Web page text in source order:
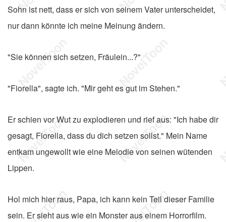
Sohn ist nett, dass er sich von seinem Vater unterscheidet,
nur dann könnte ich meine Meinung ändern.
"Sie können sich setzen, Fräulein...?"
"Fiorella", sagte ich. "Mir geht es gut im Stehen."
Er schien vor Wut zu explodieren und rief aus: "Ich habe dir
gesagt, Fiorella, dass du dich setzen sollst." Mein Name
entkam ungewollt wie eine Melodie von seinen wütenden
Lippen.
Hol mich hier raus, Papa, ich kann kein Teil dieser Familie
sein. Er sieht aus wie ein Monster aus einem Horrorfilm.